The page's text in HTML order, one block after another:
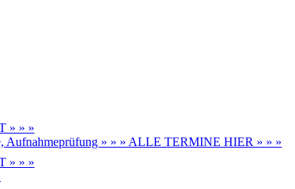
» » »
Aufnahmeprüfung » » » ALLE TERMINE HIER » » »
» » »